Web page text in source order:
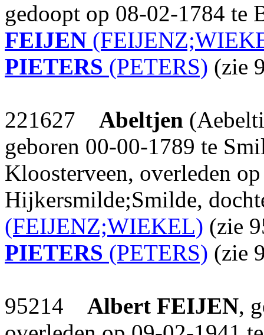
gedoopt op 08-02-1784 te
FEIJEN
PIETERS (PETERS) (zie
221627 Abeltjen
geboren 00-00-1789 te
Kloosterveen, overleden
Hijkersmilde;Smilde,
(FEIJENZ;WIEKEL) (zie
PIETERS (PETERS) (zie
95214 Albert FEIJEN,